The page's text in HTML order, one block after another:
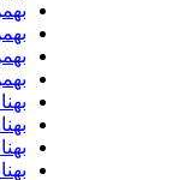
بهمن
بهمن
بهمن
بهمن
بهنام بانی
بهنام
بهنام
بهنام